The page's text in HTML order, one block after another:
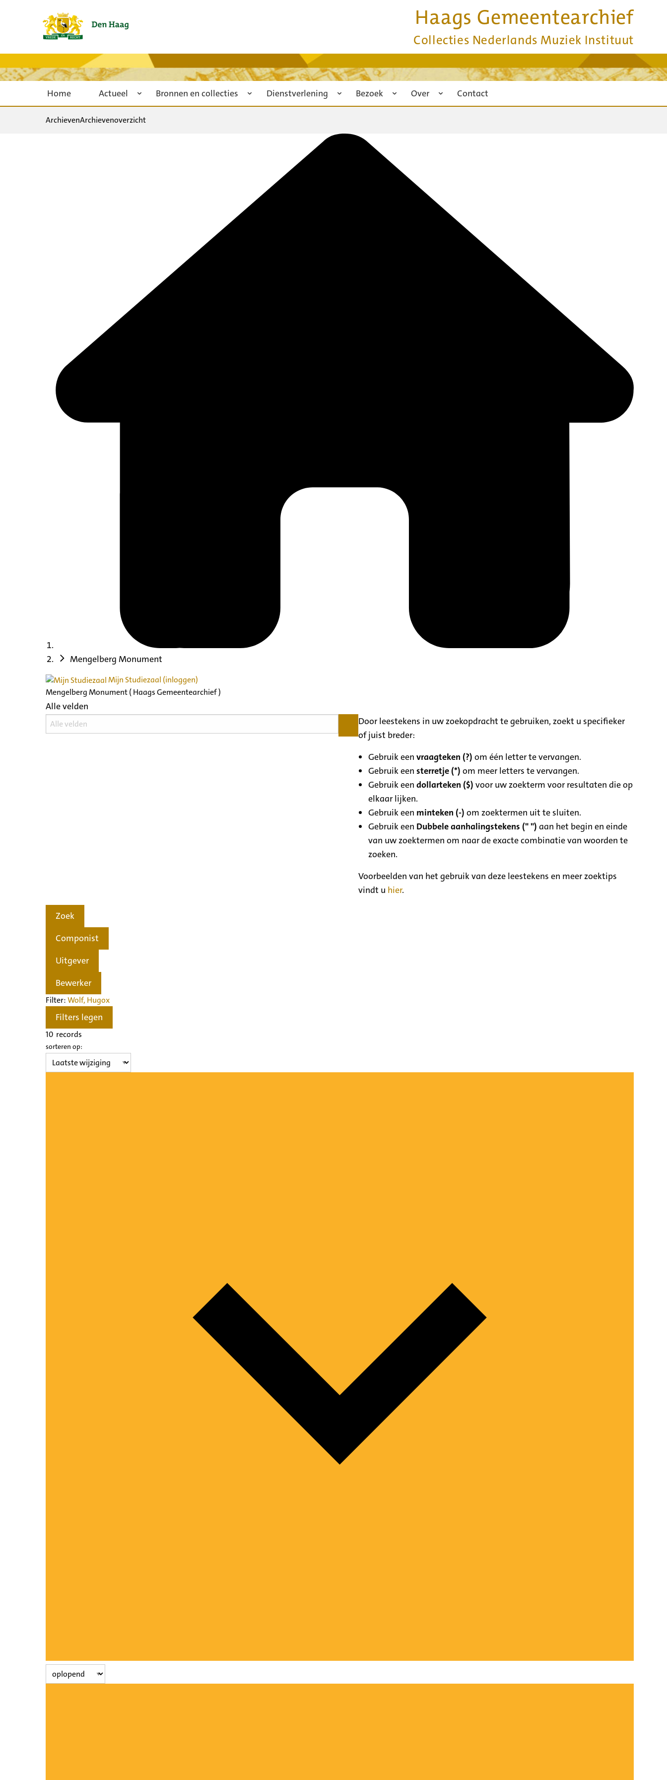
Haags Gemeentearchief
Collecties Nederlands Muziek Instituut
Home Actueel Bronnen en collecties Dienstverlening Bezoek Over Contact
ArchievenArchievenoverzicht
Mengelberg Monument
Mijn Studiezaal (inloggen)
Mengelberg Monument ( Haags Gemeentearchief )
Alle velden
Door leestekens in uw zoekopdracht te gebruiken, zoekt u specifieker
of juist breder:
Gebruik eenvraagteken (?) om één letter te vervangen.
Gebruik eensterretje (*) om meer letters te vervangen.
Gebruik eendollarteken ($) voor uw zoekterm voor resultaten die op
elkaar lijken.
Gebruik een minteken (-) om zoektermen uit te sluiten.
Gebruik een Dubbele aanhalingstekens (" ") aan het begin en einde
van uw zoektermen om naar de exacte combinatie van woorden te
zoeken.
Voorbeelden van het gebruik van deze leestekens en meer zoektips
vindt u hier.
Zoek
Componist
Uitgever
Bewerker
Filter:Wolf, Hugox
Filters legen
10 records
sorteren op: